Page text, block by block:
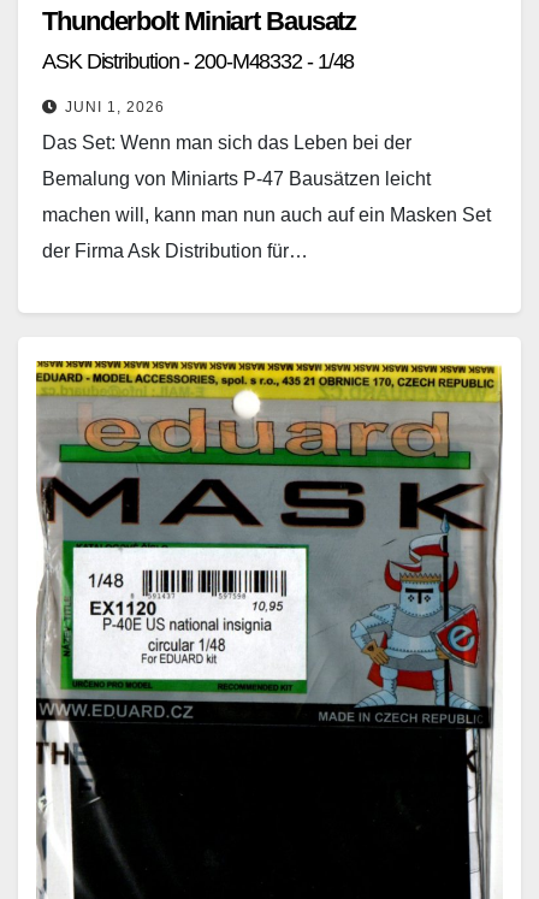
Thunderbolt Miniart Bausatz
ASK Distribution - 200-M48332 - 1/48
JUNI 1, 2026
Das Set: Wenn man sich das Leben bei der
Bemalung von Miniarts P-47 Bausätzen leicht
machen will, kann man nun auch auf ein Masken Set
der Firma Ask Distribution für…